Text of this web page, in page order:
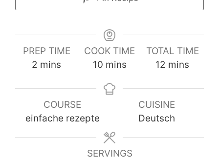
PREP TIME
2 minutes
mins
COOK TIME
10minutes
mins
TOTAL TIME
12 minutes
mins
COURSE
einfache rezepte
CUISINE
Deutsch
SERVINGS